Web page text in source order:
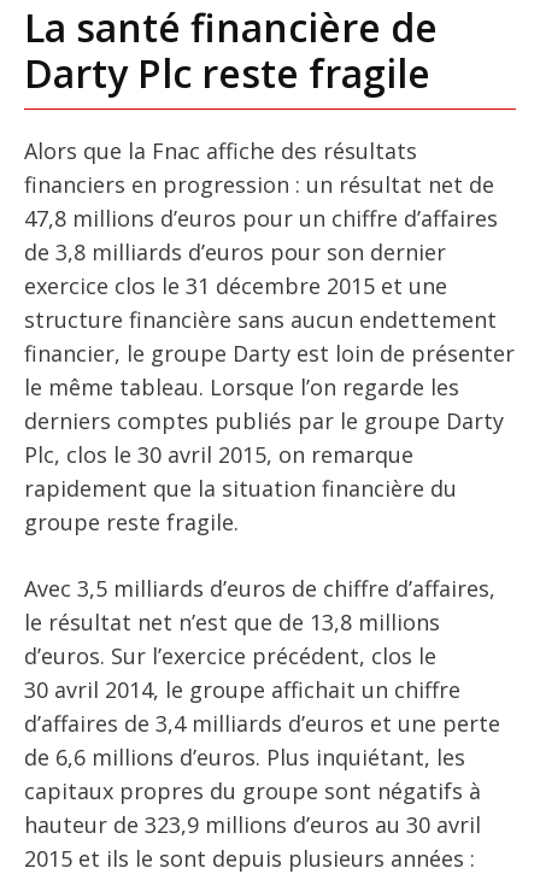
La santé financière de
Darty Plc reste fragile
Alors que la Fnac affiche des résultats
financiers en progression : un résultat net de
47,8 millions d’euros pour un chiffre d’affaires
de 3,8 milliards d’euros pour son dernier
exercice clos le 31 décembre 2015 et une
structure financière sans aucun endettement
financier, le groupe Darty est loin de présenter
le même tableau. Lorsque l’on regarde les
derniers comptes publiés par le groupe Darty
Plc, clos le 30 avril 2015, on remarque
rapidement que la situation financière du
groupe reste fragile.
Avec 3,5 milliards d’euros de chiffre d’affaires,
le résultat net n’est que de 13,8 millions
d’euros. Sur l’exercice précédent, clos le
30 avril 2014, le groupe affichait un chiffre
d’affaires de 3,4 milliards d’euros et une perte
de 6,6 millions d’euros. Plus inquiétant, les
capitaux propres du groupe sont négatifs à
hauteur de 323,9 millions d’euros au 30 avril
2015 et ils le sont depuis plusieurs années :